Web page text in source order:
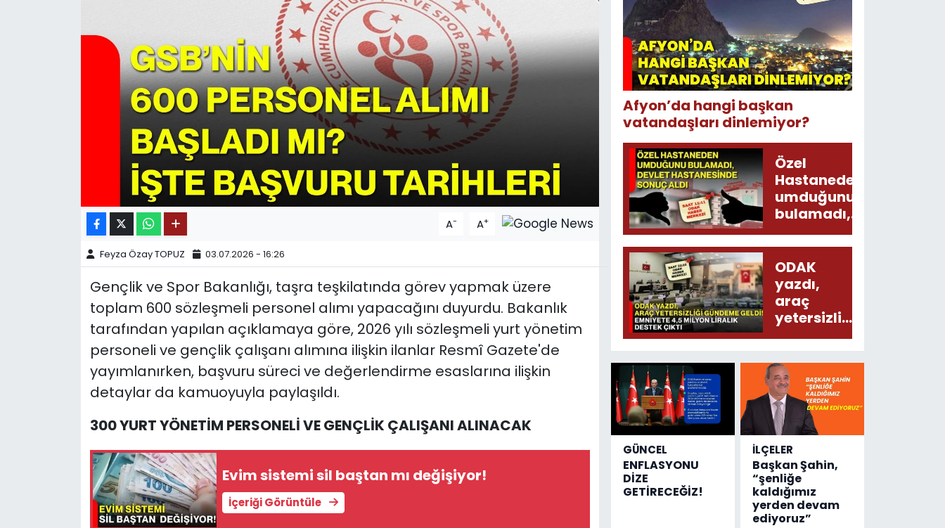
A- A+
Feyza Özay TOPUZ 03.07.2026 - 16:26
Gençlik ve Spor Bakanlığı, taşra teşkilatında görev yapmak üzere
toplam 600 sözleşmeli personel alımı yapacağını duyurdu. Bakanlık
tarafından yapılan açıklamaya göre, 2026 yılı sözleşmeli yurt yönetim
personeli ve gençlik çalışanı alımına ilişkin ilanlar Resmî Gazete'de
yayımlanırken, başvuru süreci ve değerlendirme esaslarına ilişkin
detaylar da kamuoyuyla paylaşıldı.
300 YURT YÖNETİM PERSONELİ VE GENÇLİK ÇALIŞANI ALINACAK
Evim sistemi sil baştan mı değişiyor!
İçeriği Görüntüle
Afyon’da hangi başkan
vatandaşları dinlemiyor?
Özel
Hastaneden
umduğunu
bulamadı,
Devlet
Hastanesinde
sonuç aldı
ODAK
yazdı,
araç
yetersizliği
gündeme
Emniyete
4,5 milyon
liralık
destek
çıktı
GÜNCEL
ENFLASYONU
DİZE
GETİRECEĞİZ!
İLÇELER
Başkan Şahin,
“şenliğe
kaldığımız
yerden devam
ediyoruz”